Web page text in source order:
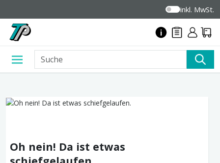
inkl. MwSt.
Oh nein! Da ist etwas